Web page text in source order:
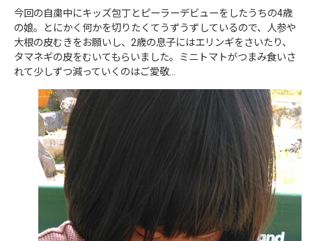
今回の自粛中にキッズ包丁とピーラーデビューをしたうちの4歳
の娘。とにかく何かを切りたくてうずうずしているので、人参や
大根の皮むきをお願いし、2歳の息子にはエリンギをさいたり、
タマネギの皮をむいてもらいました。ミニトマトがつまみ食いさ
れて少しずつ減っていくのはご愛敬…